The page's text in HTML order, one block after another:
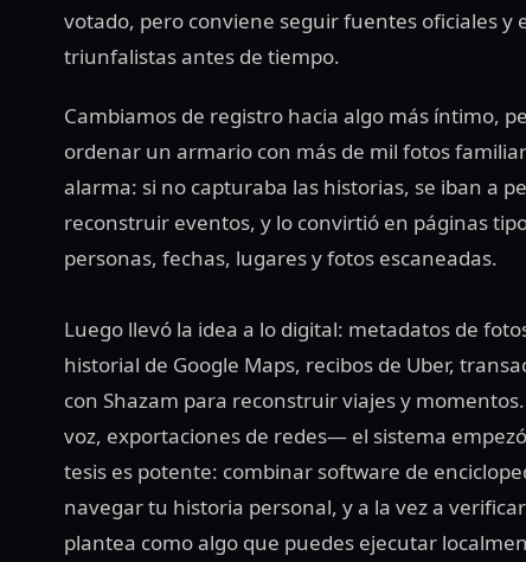
votado, pero conviene seguir fuentes oficiales
triunfalistas antes de tiempo.
Cambiamos de registro hacia algo más íntimo,
ordenar un armario con más de mil fotos
alarma: si no capturaba las historias, se iban a
reconstruir eventos, y lo convirtió en páginas
personas, fechas, lugares y fotos escaneadas.
Luego llevó la idea a lo digital: metadatos de
historial de Google Maps, recibos de Uber,
con Shazam para reconstruir viajes y
voz, exportaciones de redes— el sistema
tesis es potente: combinar software de
navegar tu historia personal, y a la vez a
plantea como algo que puedes ejecutar